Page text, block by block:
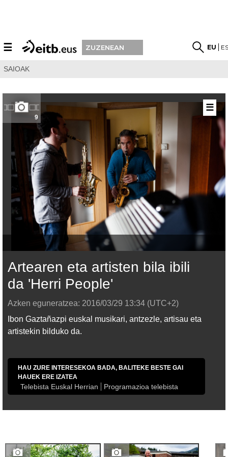
☰ ZUZENEAN EU
SAIOAK
9
Artearen eta artisten bila ibili
da 'Herri People'
Azken eguneratzea: 2016/03/29 13:34 (UTC+2)
Ibon Gaztañazpi euskal musikari, antzezle, artisau eta
artistekin bilduko da.
HAU ZURE INTERESEKOA BADA, BALITEKE BESTE GAI
HAUEK ERE IZATEA
Telebista Euskal Herrian Programazioa telebista
☰